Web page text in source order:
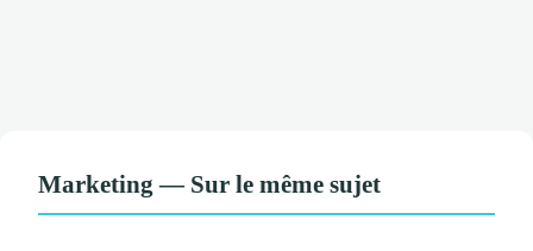
Marketing — Sur le même sujet